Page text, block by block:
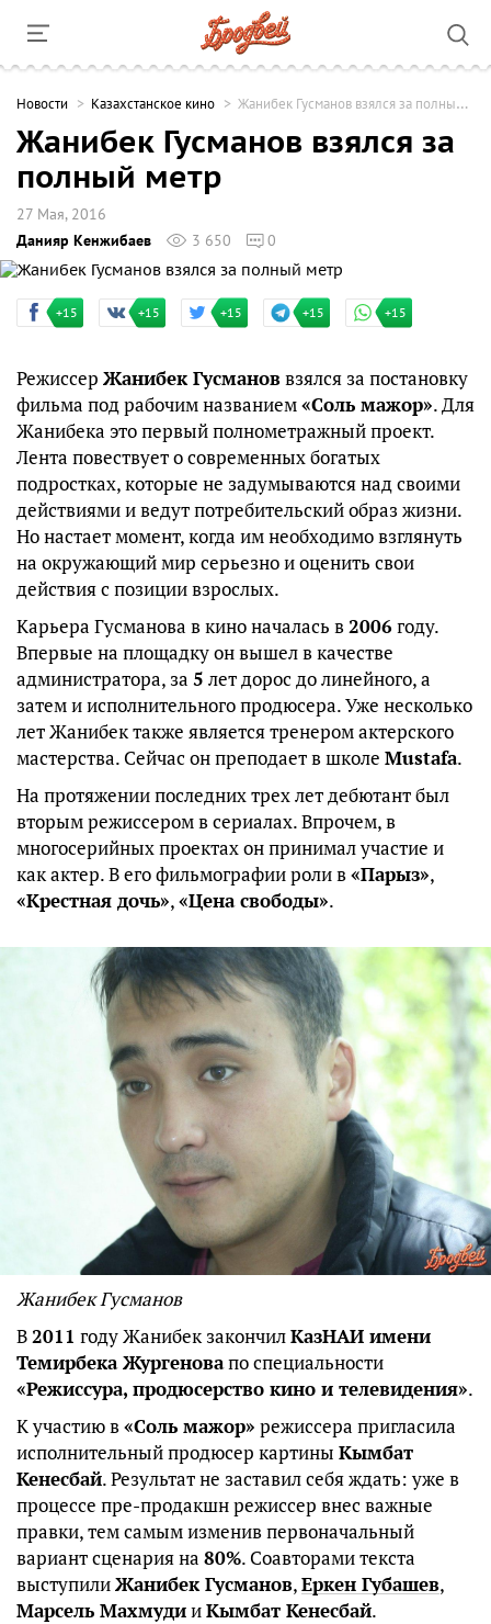
Новости Казахстанское кино Жанибек Гусманов взялся за полный метр
Жанибек Гусманов взялся за
полный метр
27 Мая, 2016
Данияр Кенжибаев
3 650 0
+15 +15 +15 +15 +15
Режиссер Жанибек Гусмановвзялся за постановку
фильма под рабочим названием«Соль мажор». Для
Жанибека это первый полнометражный проект.
Лента повествует о современных богатых
подростках, которые не задумываются над своими
действиями и ведут потребительский образ жизни.
Но настает момент, когда им необходимо взглянуть
на окружающий мир серьезно и оценить свои
действия с позиции взрослых.
Карьера Гусманова в кино началась в2006 году.
Впервые на площадку он вышел в качестве
администратора, за 5 лет дорос до линейного, а
затем и исполнительного продюсера. Уже несколько
лет Жанибек также является тренером актерского
мастерства. Сейчас он преподает в школе Mustafa.
На протяжении последних трех лет дебютант был
вторым режиссером в сериалах. Впрочем, в
многосерийных проектах он принимал участие и
как актер. В его фильмографии роли в«Парыз»,
«Крестная дочь»,«Цена свободы».
Жанибек Гусманов
В 2011 году Жанибек закончилКазНАИ имени
Темирбека Жургеновапо специальности
«Режиссура, продюсерство кино и телевидения».
К участию в«Соль мажор» режиссера пригласила
исполнительный продюсер картины Кымбат
Кенесбай. Результат не заставил себя ждать: уже в
процессе пре-продакшн режиссер внес важные
правки, тем самым изменив первоначальный
вариант сценария на 80%. Соавторами текста
выступилиЖанибек Гусманов,Еркен Губашев,
Марсель МахмудииКымбат Кенесбай.